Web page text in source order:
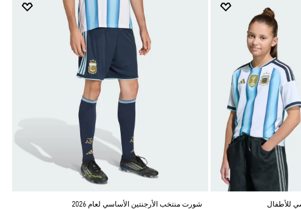
شورت منتخب الأرجنتين الأساسي لعام 2026